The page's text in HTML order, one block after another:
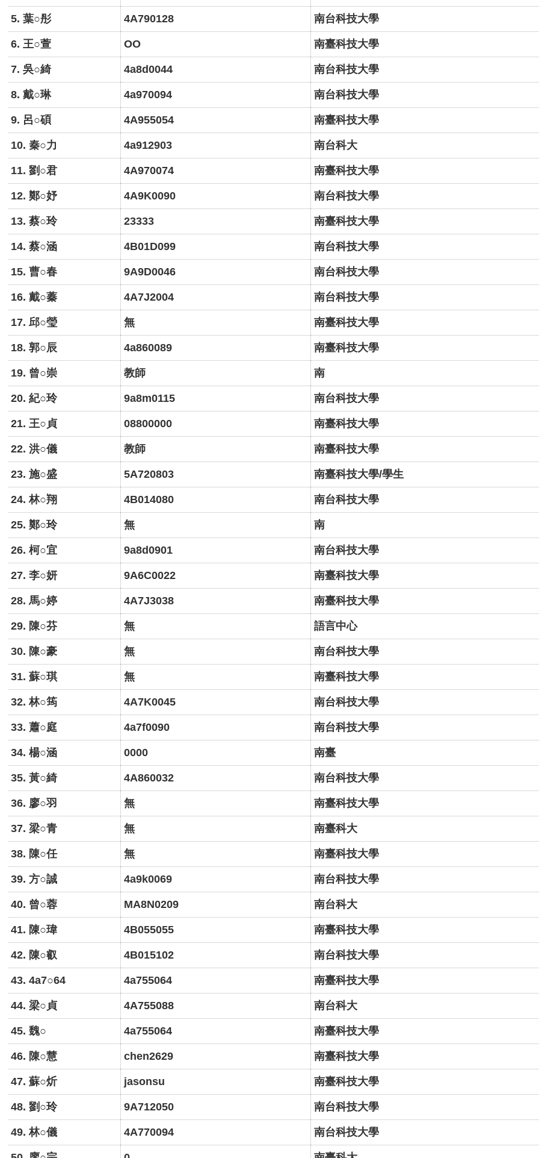
5. 葉○彤 4A790128 南台科技大學
6. 王○萱 OO 南臺科技大學
7. 吳○綺 4a8d0044 南台科技大學
8. 戴○琳 4a970094 南台科技大學
9. 呂○碩 4A955054 南臺科技大學
10. 秦○力 4a912903 南台科大
11. 劉○君 4A970074 南臺科技大學
12. 鄭○妤 4A9K0090 南台科技大學
13. 蔡○玲 23333 南臺科技大學
14. 蔡○涵 4B01D099 南台科技大學
15. 曹○春 9A9D0046 南台科技大學
16. 戴○蓁 4A7J2004 南台科技大學
17. 邱○瑩 無 南臺科技大學
18. 郭○辰 4a860089 南臺科技大學
19. 曾○崇 教師 南
20. 紀○玲 9a8m0115 南台科技大學
21. 王○貞 08800000 南臺科技大學
22. 洪○儀 教師 南臺科技大學
23. 施○盛 5A720803 南臺科技大學/學生
24. 林○翔 4B014080 南台科技大學
25. 鄭○玲 無 南
26. 柯○宜 9a8d0901 南台科技大學
27. 李○妍 9A6C0022 南臺科技大學
28. 馬○婷 4A7J3038 南臺科技大學
29. 陳○芬 無 語言中心
30. 陳○豪 無 南台科技大學
31. 蘇○琪 無 南臺科技大學
32. 林○筠 4A7K0045 南台科技大學
33. 蕭○庭 4a7f0090 南台科技大學
34. 楊○涵 0000 南臺
35. 黃○綺 4A860032 南台科技大學
36. 廖○羽 無 南臺科技大學
37. 梁○青 無 南臺科大
38. 陳○任 無 南臺科技大學
39. 方○誠 4a9k0069 南台科技大學
40. 曾○蓉 MA8N0209 南台科大
41. 陳○瑋 4B055055 南臺科技大學
42. 陳○叡 4B015102 南台科技大學
43. 4a7○64 4a755064 南臺科技大學
44. 梁○貞 4A755088 南台科大
45. 魏○ 4a755064 南臺科技大學
46. 陳○慧 chen2629 南臺科技大學
47. 蘇○炘 jasonsu 南臺科技大學
48. 劉○玲 9A712050 南台科技大學
49. 林○儀 4A770094 南台科技大學